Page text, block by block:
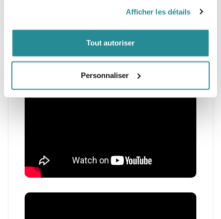
Afficher les détails
Tout autoriser
Personnaliser